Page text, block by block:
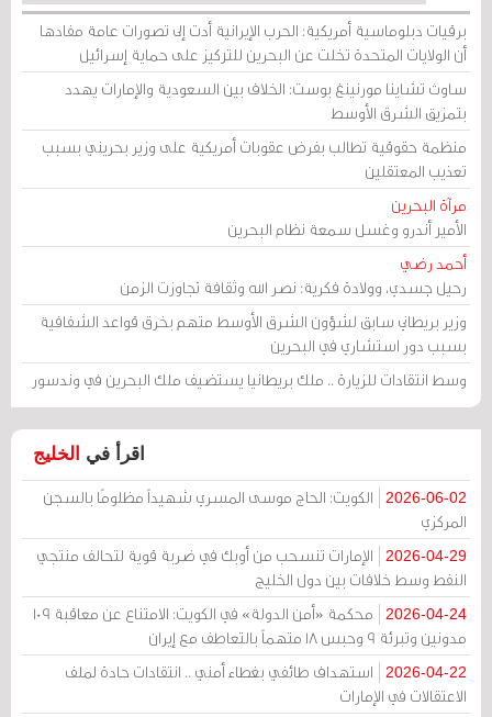
برقيات دبلوماسية أمريكية: الحرب الإيرانية أدت إلى تصورات عامة مفادها
أن الولايات المتحدة تخلت عن البحرين للتركيز على حماية إسرائيل
ساوث تشاينا مورنينغ بوست: الخلاف بين السعودية والإمارات يهدد
بتمزيق الشرق الأوسط
منظمة حقوقية تطالب بفرض عقوبات أمريكية على وزير بحريني بسبب
تعذيب المعتقلين
مرآة البحرين
الأمير أندرو وغسل سمعة نظام البحرين
أحمد رضي
رحيل جسدي، وولادة فكرية: نصر الله وثقافة تجاوزت الزمن
وزير بريطاني سابق لشؤون الشرق الأوسط متهم بخرق قواعد الشفافية
بسبب دور استشاري في البحرين
وسط انتقادات للزيارة .. ملك بريطانيا يستضيف ملك البحرين في وندسور
اقرأ في الخليج
2026-06-02
الكويت: الحاج موسى المسري شهيداً مظلومًا بالسجن
المركزي
2026-04-29
الإمارات تنسحب من أوبك في ضربة قوية لتحالف منتجي
النفط وسط خلافات بين دول الخليج
2026-04-24
محكمة «أمن الدولة» في الكويت: الامتناع عن معاقبة 109
مدونين وتبرئة 9 وحبس 18 متهماً بالتعاطف مع إيران
2026-04-22
استهداف طائفي بغطاء أمني .. انتقادات حادة لملف
الاعتقالات في الإمارات